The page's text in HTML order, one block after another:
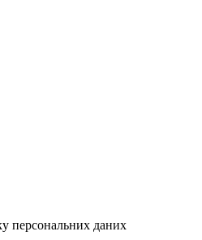
персональних даних